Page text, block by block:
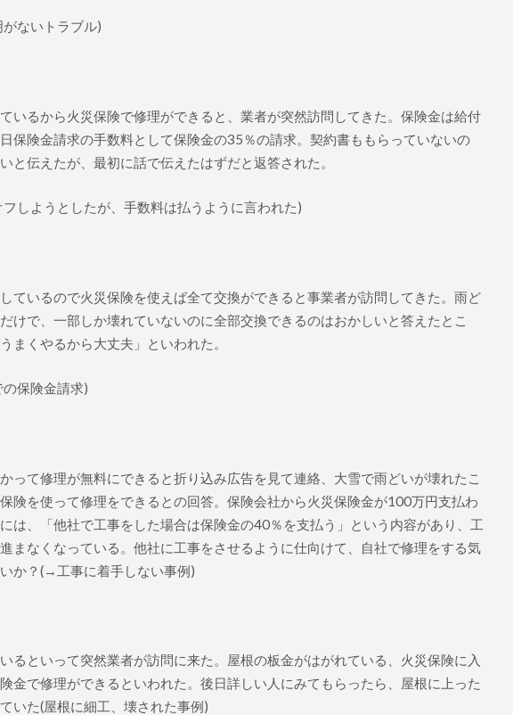
ないトラブル)
いるから火災保険で修理ができると、業者が突然訪問してきた。保険金は給付
保険金請求の手数料として保険金の35％の請求。契約書ももらっていないの
と伝えたが、最初に話で伝えたはずだと返答された。
しようとしたが、手数料は払うように言われた)
ているので火災保険を使えば全て交換ができると事業者が訪問してきた。雨ど
けで、一部しか壊れていないのに全部交換できるのはおかしいと答えたとこ
まくやるから大丈夫」といわれた。
保険金請求)
って修理が無料にできると折り込み広告を見て連絡、大雪で雨どいが壊れたこ
険を使って修理をできるとの回答。保険会社から火災保険金が100万円支払わ
は、「他社で工事をした場合は保険金の40％を支払う」という内容があり、工
まなくなっている。他社に工事をさせるように仕向けて、自社で修理をする気
か？(→工事に着手しない事例)
るといって突然業者が訪問に来た。屋根の板金がはがれている、火災保険に入
金で修理ができるといわれた。後日詳しい人にみてもらったら、屋根に上った
いた(屋根に細工、壊された事例)